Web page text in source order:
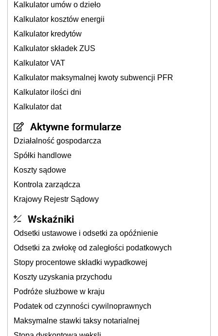
Kalkulator umów o dzieło
Kalkulator kosztów energii
Kalkulator kredytów
Kalkulator składek ZUS
Kalkulator VAT
Kalkulator maksymalnej kwoty subwencji PFR
Kalkulator ilości dni
Kalkulator dat
Aktywne formularze
Działalność gospodarcza
Spółki handlowe
Koszty sądowe
Kontrola zarządcza
Krajowy Rejestr Sądowy
Wskaźniki
Odsetki ustawowe i odsetki za opóźnienie
Odsetki za zwłokę od zaległości podatkowych
Stopy procentowe składki wypadkowej
Koszty uzyskania przychodu
Podróże służbowe w kraju
Podatek od czynności cywilnoprawnych
Maksymalne stawki taksy notarialnej